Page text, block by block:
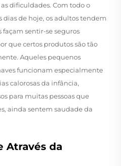
dificuldades. Com todo o
dias de hoje, os adultos tendem
façam sentir-se seguros
que certos produtos são tão
Aqueles pequenos
funcionam especialmente
calorosas da infância,
para muitas pessoas que
ainda sentem saudade da
Através da